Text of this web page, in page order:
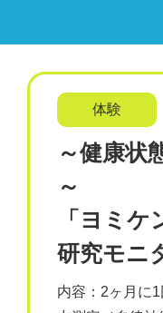
イベント･ニュース
一般向け情報
お問い合わせ
体験
～健康状
～
「ヨミ
研究モニ
内容：2ヶ月に